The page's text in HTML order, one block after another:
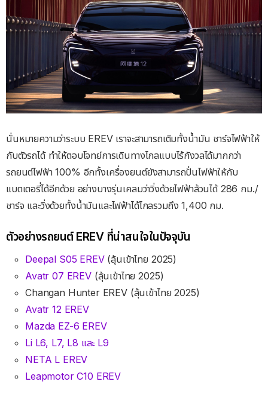
นั่นหมายความว่าระบบ EREV เราจะสามารถเติมทั้งน้ำมัน ชาร์จไฟฟ้าให้
กับตัวรถได้ ทำให้ตอบโจทย์การเดินทางไกลแบบไร้กังวลได้มากกว่า
รถยนต์ไฟฟ้า 100% อีกทั้งเครื่องยนต์ยังสามารถปั่นไฟฟ้าให้กับ
แบตเตอรี่ได้อีกด้วย อย่างบางรุ่นเคลมว่าวิ่งด้วยไฟฟ้าล้วนได้ 286 กม./
ชาร์จ และวิ่งด้วยทั้งน้ำมันและไฟฟ้าได้ไกลรวมถึง 1,400 กม.
ตัวอย่างรถยนต์ EREV ที่น่าสนใจในปัจจุบัน
Deepal S05 EREV(ลุ้นเข้าไทย 2025)
Avatr 07 EREV(ลุ้นเข้าไทย 2025)
Changan Hunter EREV (ลุ้นเข้าไทย 2025)
Avatr 12 EREV
Mazda EZ-6 EREV
Li L6, L7, L8 และ L9
NETA L EREV
Leapmotor C10 EREV